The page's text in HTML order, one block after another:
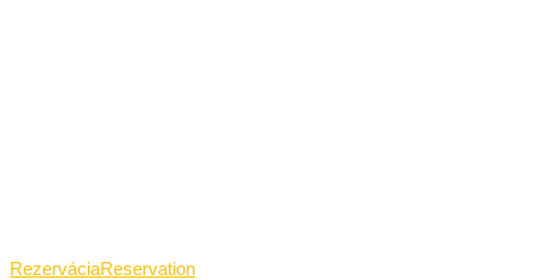
RezerváciaReservation